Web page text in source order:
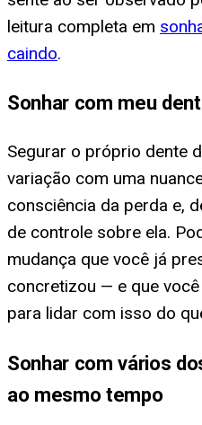
leitura completa em
caindo.
Sonhar com meu
Segurar o próprio dente
variação com uma
consciência da perda e,
de controle sobre ela.
mudança que você já
concretizou — e que
para lidar com isso do
Sonhar com vários
ao mesmo tempo